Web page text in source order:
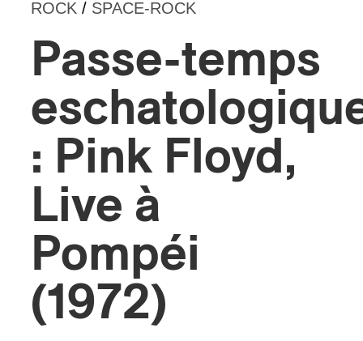
ROCK / SPACE-ROCK
Passe-temps
: Pink Floyd,
Live à
Pompéi
(1972)